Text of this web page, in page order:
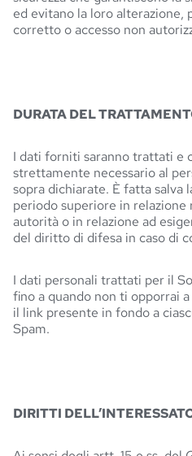
ed evitano la loro
corretto o accesso non
DURATA DEL
I dati forniti saranno trattati e
strettamente necessario al
sopra dichiarate. È fatta salva
periodo superiore in
autorità o in relazione ad
del diritto di difesa in caso di
I dati personali trattati per il
fino a quando non ti opporrai
il link presente in fondo a
Spam.
DIRITTI